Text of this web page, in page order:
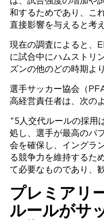
和するためであり、こ
直接影響を与えると考
現在の調査によると、
に試合中にハムストリ
ズンの他のどの時期よ
選手サッカー協会（
高経営責任者は、次の
"5人交代ルールの採用
処し、選手が最高のパ
会を確保し、イングラ
る競争力を維持するた
て必要なものであり、
プレミアリ
ルールがサ